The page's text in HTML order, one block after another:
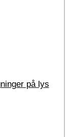
på lys